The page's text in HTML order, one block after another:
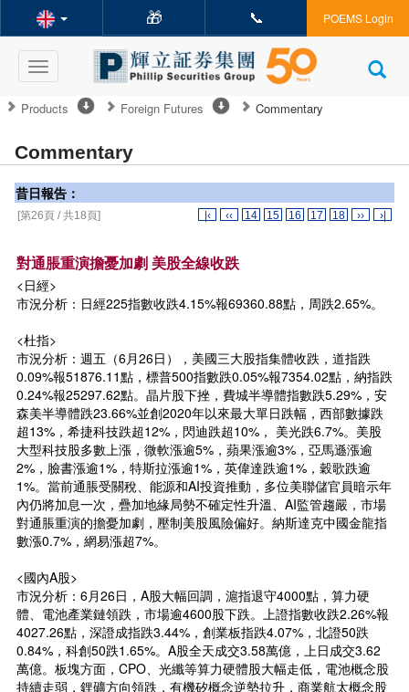
🎁 📞 POEMS Login
Toggle
navigation
Products Foreign Futures Commentary
Commentary
昔日報告：
[第26頁 / 共18頁] |‹ ‹‹ 14 15 16 17 18 ›› ›|
對通脹重演擔憂加劇 美股全線收跌
<日經>
市況分析：日經225指數收跌4.15%報69360.88點，周跌2.65%。
<杜指>
市況分析：週五（6月26日），美國三大股指集體收跌，道指跌
0.09%報51876.11點，標普500指數跌0.05%報7354.02點，納指跌
0.24%報25297.62點。晶片股下挫，費城半導體指數跌5.29%，安
森美半導體跌23.66%並創2020年以來最大單日跌幅，西部數據跌
超13%，希捷科技跌超12%，閃迪跌超10%， 美光跌6.7%。美股
大型科技股多數上漲，微軟漲逾5%，蘋果漲逾3%，亞馬遜漲逾
2%，臉書漲逾1%，特斯拉漲逾1%，英偉達跌逾1%，穀歌跌逾
1%。當前通脹受關稅、能源和AI投資推動，多位美聯儲官員暗示年
內仍將加息一次，疊加地緣局勢不確定性升溫、AI監管趨嚴，市場
對通脹重演的擔憂加劇，壓制美股風險偏好。納斯達克中國金龍指
數漲0.7%，網易漲超7%。
<國內A股>
市況分析：6月26日，A股大幅回調，滬指退守4000點，算力硬
體、電池產業鏈領跌，市場逾4600股下跌。上證指數收跌2.26%報
4027.26點，深證成指跌3.44%，創業板指跌4.07%，北證50跌
0.84%，科創50跌1.65%。A股全天成交3.58萬億，上日成交3.62
萬億。板塊方面，CPO、光纖等算力硬體股大幅走低，電池概念股
持續走弱，鋰礦方向領跌，有機矽概念逆勢拉升，商業航太概念股